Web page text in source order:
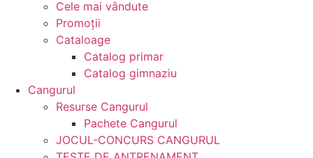
Cele mai vândute
Promoții
Cataloage
Catalog primar
Catalog gimnaziu
Cangurul
Resurse Cangurul
Pachete Cangurul
JOCUL-CONCURS CANGURUL